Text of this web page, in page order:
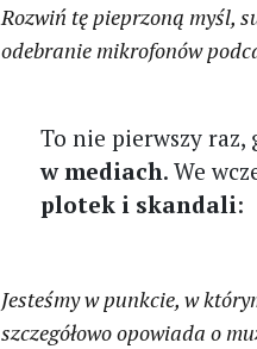
Rozwiń tę pieprzoną myśl,
odebranie mikrofonów
To nie pierwszy raz,
w mediach. We
plotek i skandali:
Jesteśmy w punkcie, w
szczegółowo opowiada o